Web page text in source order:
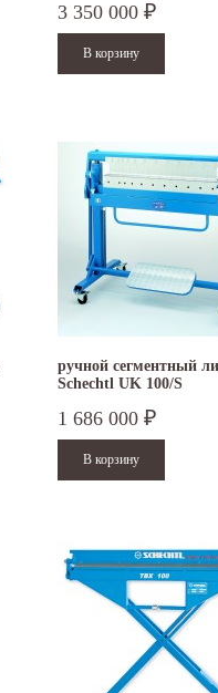
3 350 000 ₽
ручной сегментный
Schechtl UK 100/S
1 686 000 ₽